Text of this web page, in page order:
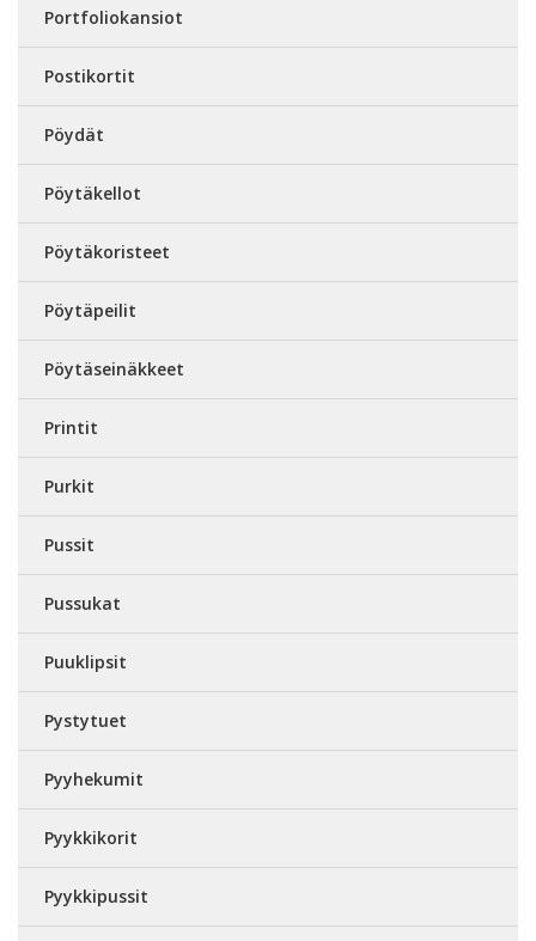
Portfoliokansiot
Postikortit
Pöydät
Pöytäkellot
Pöytäkoristeet
Pöytäpeilit
Pöytäseinäkkeet
Printit
Purkit
Pussit
Pussukat
Puuklipsit
Pystytuet
Pyyhekumit
Pyykkikorit
Pyykkipussit